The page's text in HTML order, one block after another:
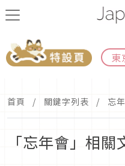
東
首頁 關鍵字列表 忘
「忘年會」相關